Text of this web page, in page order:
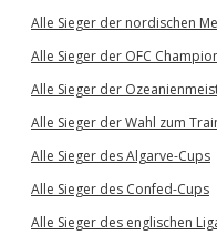
Alle Sieger der nordischen
Alle Sieger der OFC
Alle Sieger der
Alle Sieger der Wahl zum
Alle Sieger des Algarve-Cups
Alle Sieger des Confed-Cups
Alle Sieger des englischen